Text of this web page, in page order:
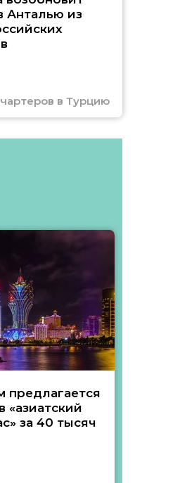
Анталью из
в Турцию
предлагается
«азиатский
за 40 тысяч